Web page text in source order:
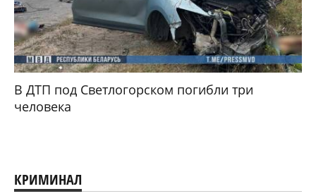
В ДТП под Светлогорском погибли три
человека
КРИМИНАЛ